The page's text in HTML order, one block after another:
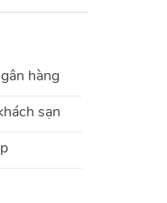
hàng
sạn